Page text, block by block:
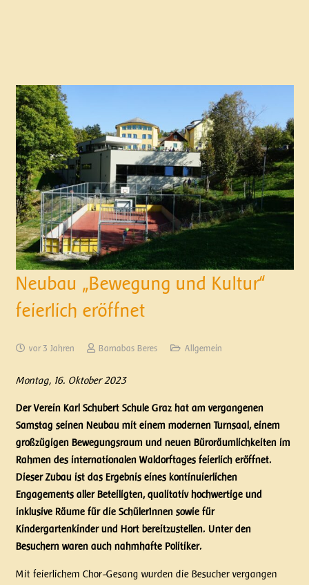
Neubau „Bewegung und Kultur“
feierlich eröffnet
vor 3 Jahren Barnabas Beres Allgemein
Montag, 16. Oktober 2023
Der Verein Karl Schubert Schule Graz hat am vergangenen
Samstag seinen Neubau mit einem modernen Turnsaal, einem
großzügigen Bewegungsraum und neuen Büroräumlichkeiten im
Rahmen des internationalen Waldorftages feierlich eröffnet.
Dieser Zubau ist das Ergebnis eines kontinuierlichen
Engagements aller Beteiligten, qualitativ hochwertige und
inklusive Räume für die SchülerInnen sowie für
Kindergartenkinder und Hort bereitzustellen. Unter den
Besuchern waren auch nahmhafte Politiker.
Mit feierlichem Chor-Gesang wurden die Besucher vergangen